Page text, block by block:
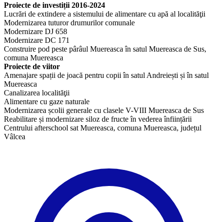
Proiecte de investiții 2016-2024
Lucrări de extindere a sistemului de alimentare cu apă al localităţii
Modernizarea tuturor drumurilor comunale
Modernizare DJ 658
Modernizare DC 171
Construire pod peste pârâul Muereasca în satul Muereasca de Sus,
comuna Muereasca
Proiecte de viitor
Amenajare spații de joacă pentru copii în satul Andreiești și în satul
Muereasca
Canalizarea localităţii
Alimentare cu gaze naturale
Modernizarea școlii generale cu clasele V-VIII Muereasca de Sus
​Reabilitare și modernizare siloz de fructe în vederea înființării
Centrului afterschool sat Muereasca, comuna Muereasca, județul
Vâlcea